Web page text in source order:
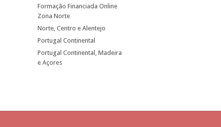
Formação Financiada Online
Zona Norte
Norte, Centro e Alentejo
Portugal Continental
Portugal Continental, Madeira
e Açores